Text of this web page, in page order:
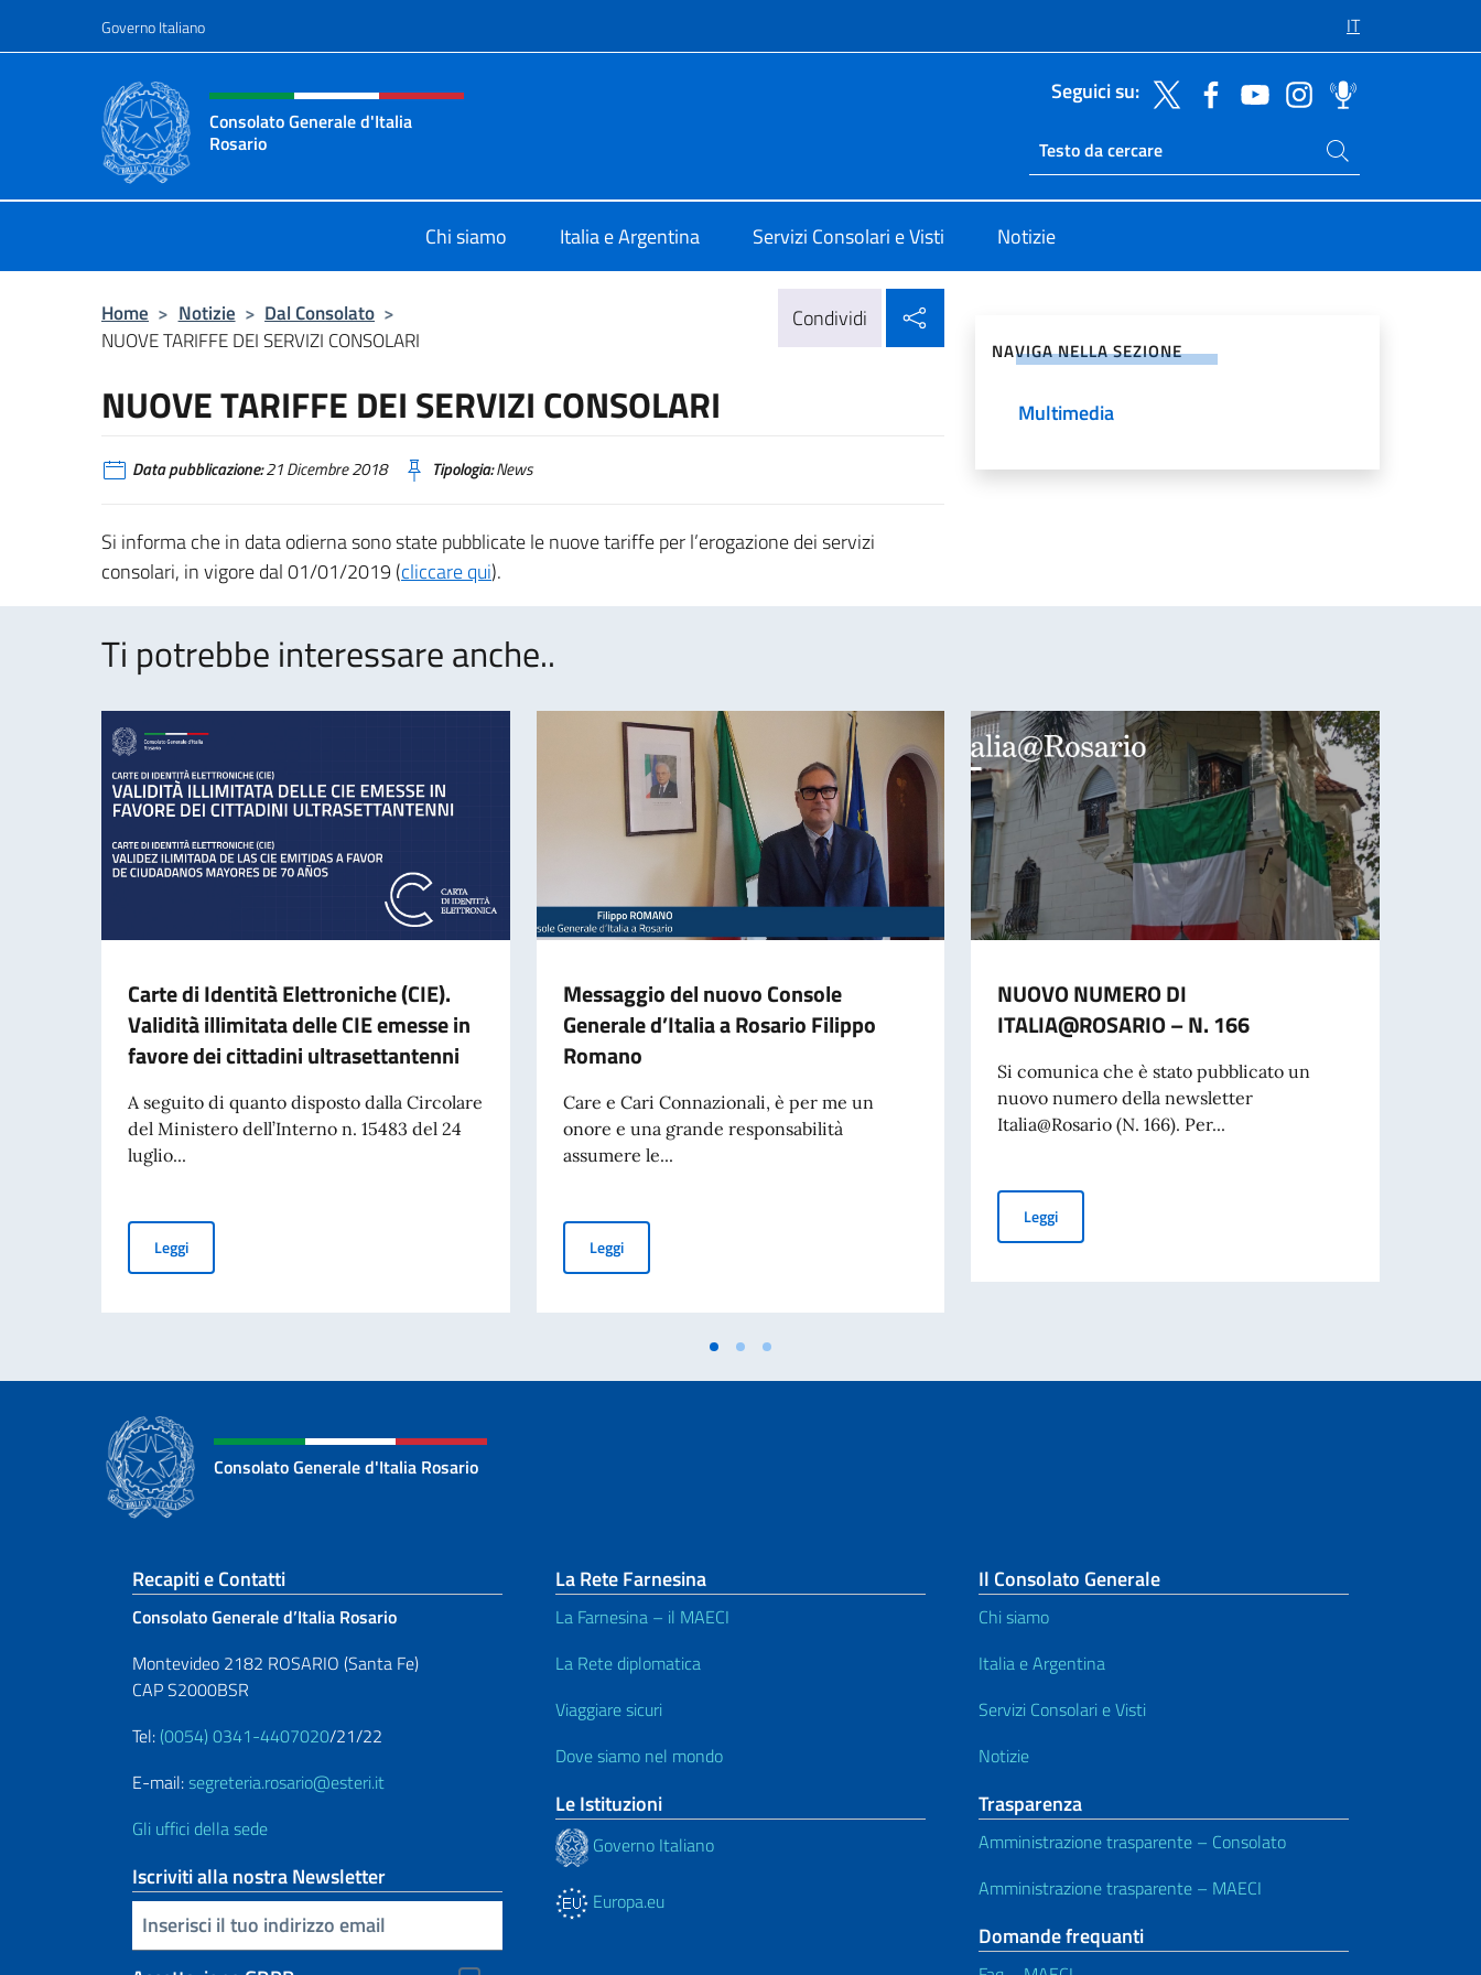
Governo Italiano IT
Intestazione sito, social e menù
Consolato Generale d'Italia
Rosario
Seguici su:
Ricerca sito live
Cerca nel sito
Chi siamo Italia e Argentina Servizi Consolari e Visti Notizie
Home > Notizie > Dal Consolato >
NUOVE TARIFFE DEI SERVIZI CONSOLARI
Condividi
NUOVE TARIFFE DEI SERVIZI CONSOLARI
Data pubblicazione:21 Dicembre 2018 Tipologia:News
Si informa che in data odierna sono state pubblicate le nuove tariffe per l’erogazione dei servizi
consolari, in vigore dal 01/01/2019 (cliccare qui).
NAVIGA NELLA SEZIONE
Multimedia
Ti potrebbe interessare anche..
Carte di Identità Elettroniche (CIE).
Validità illimitata delle CIE emesse in
favore dei cittadini ultrasettantenni
A seguito di quanto disposto dalla Circolare
del Ministero dell’Interno n. 15483 del 24
luglio...
LeggiCarte di Identità Elettroniche (CIE). Validità illimitata delle CIE emesse in favore dei cittadini ultrasettantenni
Messaggio del nuovo Console
Generale d’Italia a Rosario Filippo
Romano
Care e Cari Connazionali, è per me un
onore e una grande responsabilità
assumere le...
LeggiMessaggio del nuovo Console Generale d’Italia a Rosario Filippo Romano
NUOVO NUMERO DI
ITALIA@ROSARIO – N. 166
Si comunica che è stato pubblicato un
nuovo numero della newsletter
Italia@Rosario (N. 166). Per...
LeggiNUOVO NUMERO DI ITALIA@ROSARIO – N. 166
Consolato Generale d'Italia Rosario
Sezione footer
Recapiti e Contatti
Consolato Generale d’Italia Rosario
Montevideo 2182 ROSARIO (Santa Fe)
CAP S2000BSR
Tel: (0054) 0341-4407020/21/22
E-mail:segreteria.rosario@esteri.it
Gli uffici della sede
Iscriviti alla nostra Newsletter
Inserisci la tua email
La Rete Farnesina
La Farnesina – il MAECI
La Rete diplomatica
Viaggiare sicuri
Dove siamo nel mondo
Le Istituzioni
Governo Italiano
Europa.eu
Il Consolato Generale
Chi siamo
Italia e Argentina
Servizi Consolari e Visti
Notizie
Trasparenza
Amministrazione trasparente – Consolato
Amministrazione trasparente – MAECI
Domande frequanti